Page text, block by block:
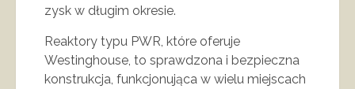
zysk w długim okresie.
Reaktory typu PWR, które oferuje
Westinghouse, to sprawdzona i bezpieczna
konstrukcja, funkcjonująca w wielu miejscach